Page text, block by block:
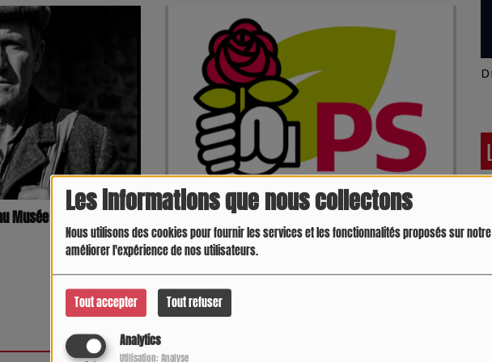
Les informations que nous collectons
Nous utilisons des cookies pour fournir les services et les fonctionnalités proposés sur
améliorer l'expérience de nos utilisateurs.
Tout accepter Tout refuser
Analytics
Utilisation: Analyse
Musée du Paysan
Élections sénatoriales 2026 – Le Parti socialiste
gersois investit officiellement Carole Rolando et
apporte son soutien à Céline Salles, dans un esprit de
rassemblement de la gauche gersoise
Latino América